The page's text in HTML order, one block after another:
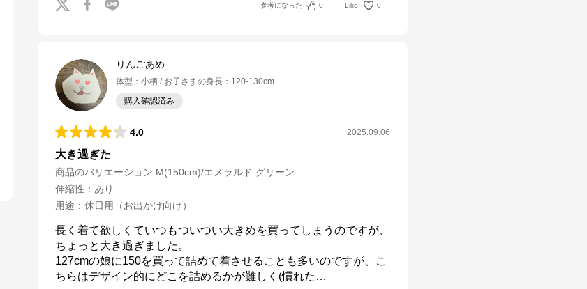
参考になった 0 Like! 0
りんごあめ
体型 ： 小柄 お子さまの身長 ： 120-130cm
購入確認済み
4.0 2025.09.06
大き過ぎた
商品のバリエーション:M(150cm)/エメラルド グリーン
伸縮性 ： あり
用途 ： 休日用（お出かけ向け）
長く着て欲しくていつもついつい大きめを買ってしまうのですが、
ちょっと大き過ぎました。
127cmの娘に150を買って詰めて着させることも多いのですが、こ
ちらはデザイン的にどこを詰めるかが難しく(慣れた …